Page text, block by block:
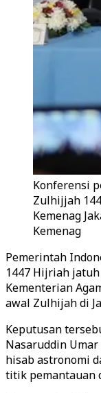
Konferensi
Zulhijjah
Kemenag
Kemenag
Pemerintah
1447 Hijriah
Kementerian
awal Zulhijah di
Keputusan
Nasaruddin
hisab astronomi
titik pemantauan